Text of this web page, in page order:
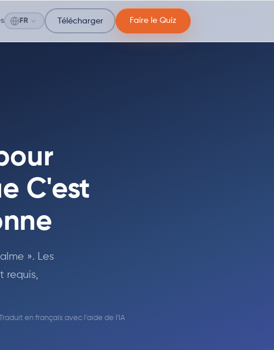
FR Télécharger Faire le Quiz
C'est
». Les
requis,
en français avec l'aide de l'IA